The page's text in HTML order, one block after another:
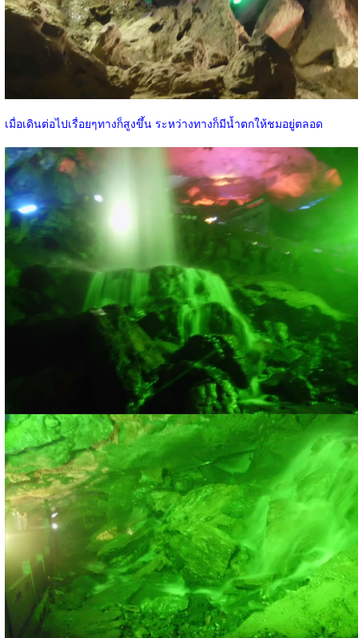
เมื่อเดินต่อไปเรื่อยๆทางก็สูงขึ้น ระหว่างทางก็มีน้ำตกให้ชมอยู่ตลอด